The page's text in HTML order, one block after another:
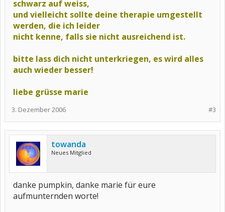
schwarz auf weiss,
und vielleicht sollte deine therapie umgestellt
werden, die ich leider
nicht kenne, falls sie nicht ausreichend ist.
bitte lass dich nicht unterkriegen, es wird alles
auch wieder besser!
liebe grüsse marie
#3
3. Dezember 2006
towanda
Neues Mitglied
danke pumpkin, danke marie für eure
aufmunternden worte!